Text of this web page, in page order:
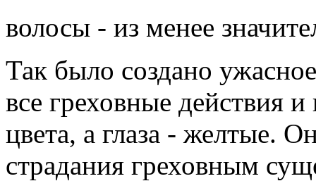
волосы - из менее
Так было создано
все греховные действия
цвета, а глаза - желтые.
страдания греховным